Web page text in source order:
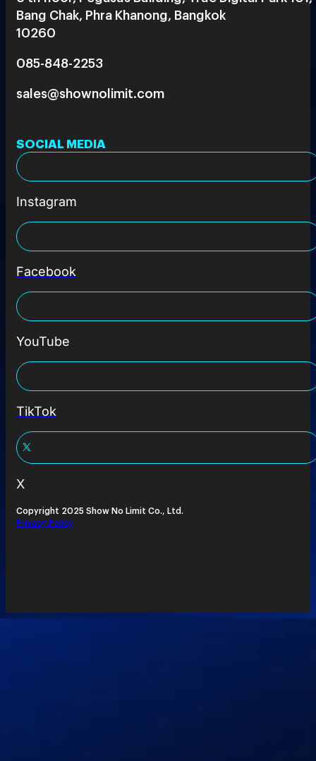
Bang Chak, Phra Khanong, Bangkok
10260
085-848-2253
sales@shownolimit.com
SOCIAL MEDIA
Instagram
Facebook
YouTube
TikTok
X
Copyright 2025 Show No Limit Co., Ltd.
Privacy Policy